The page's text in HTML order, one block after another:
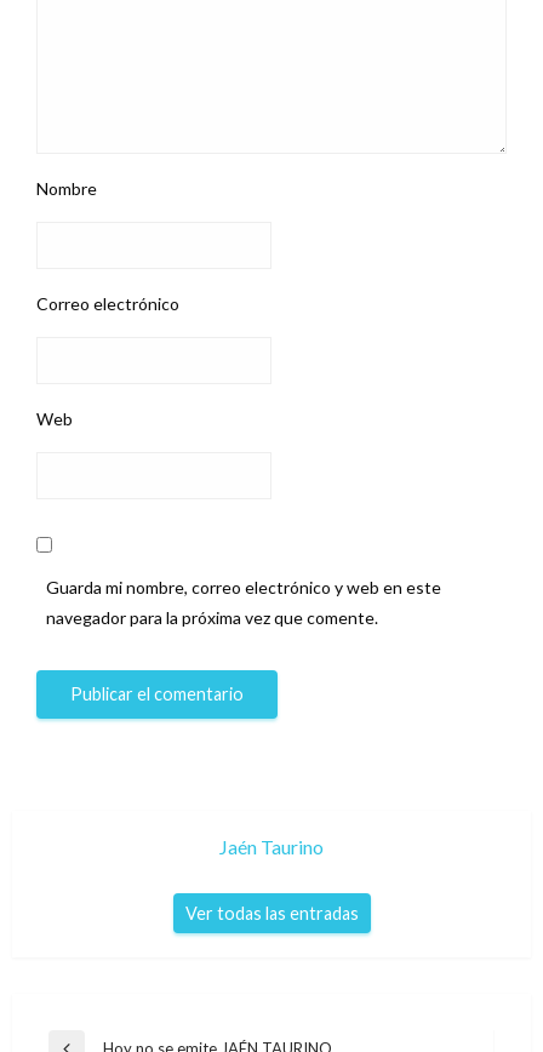
Nombre
Correo electrónico
Web
Guarda mi nombre, correo electrónico y web en este
navegador para la próxima vez que comente.
Jaén Taurino
Ver todas las entradas
Navegación
Hoy no se emite JAÉN TAURINO